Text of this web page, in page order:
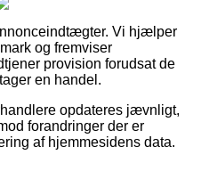
Vi hjælper
og fremviser
provision forudsat de
en handel.
opdateres jævnligt,
forandringer der er
af hjemmesidens data.